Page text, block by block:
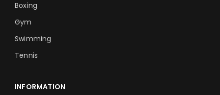
Boxing
Gym
Swimming
Tennis
INFORMATION